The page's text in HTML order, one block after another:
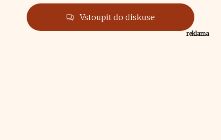
Vstoupit do diskuse
reklama